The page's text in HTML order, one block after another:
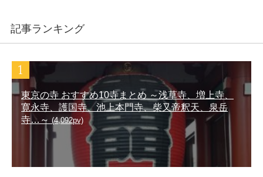
記事ランキング
東京の寺 おすすめ10寺まとめ ～浅草寺、増上寺、
寛永寺、護国寺、池上本門寺、柴又帝釈天、泉岳
寺…～ (4,092pv)